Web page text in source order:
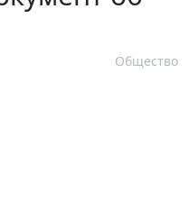
Общество